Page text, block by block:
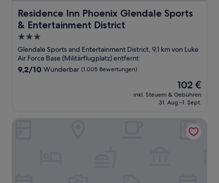
Residence Inn Phoenix Glendale Sports
& Entertainment District
Residence Inn Phoenix Glendale Sports &
3.0-
Sterne-
Unterkunft
Glendale Sports and Entertainment District, 9,1 km von Luke
Air Force Base (Militärflugplatz) entfernt
9.2
9,2/10 Wunderbar (1.005 Bewertungen)
Der
Preis
beträgt
102 €
inkl. Steuern & Gebühren
31. Aug.–1. Sept.